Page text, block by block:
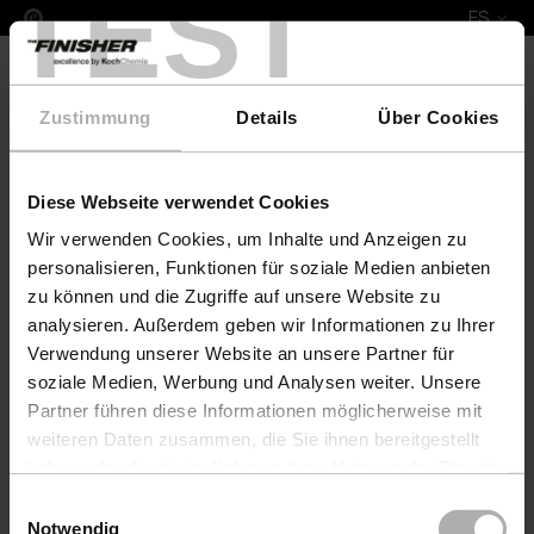
TEST
Zustimmung Details Über Cookies
Diese Webseite verwendet Cookies
Wir verwenden Cookies, um Inhalte und Anzeigen zu
personalisieren, Funktionen für soziale Medien anbieten
zu können und die Zugriffe auf unsere Website zu
analysieren. Außerdem geben wir Informationen zu Ihrer
Verwendung unserer Website an unsere Partner für
soziale Medien, Werbung und Analysen weiter. Unsere
Partner führen diese Informationen möglicherweise mit
weiteren Daten zusammen, die Sie ihnen bereitgestellt
Einstellungen zu den Cookies finden Sie unter
Notwendig
ES
COLOURLOCK Nubuk Fresh 250 ml Erpo